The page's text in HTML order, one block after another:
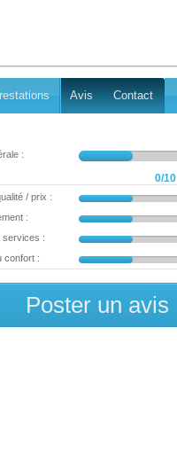
Avis Contact
:
0/10
/ prix :
:
services :
confort :
Poster un avis